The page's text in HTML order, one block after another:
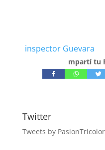
inspector Guevara
mpartí tu
Twitter
Tweets by